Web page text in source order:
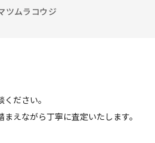
ツムラコウジ
ださい。
えながら丁寧に査定いたします。